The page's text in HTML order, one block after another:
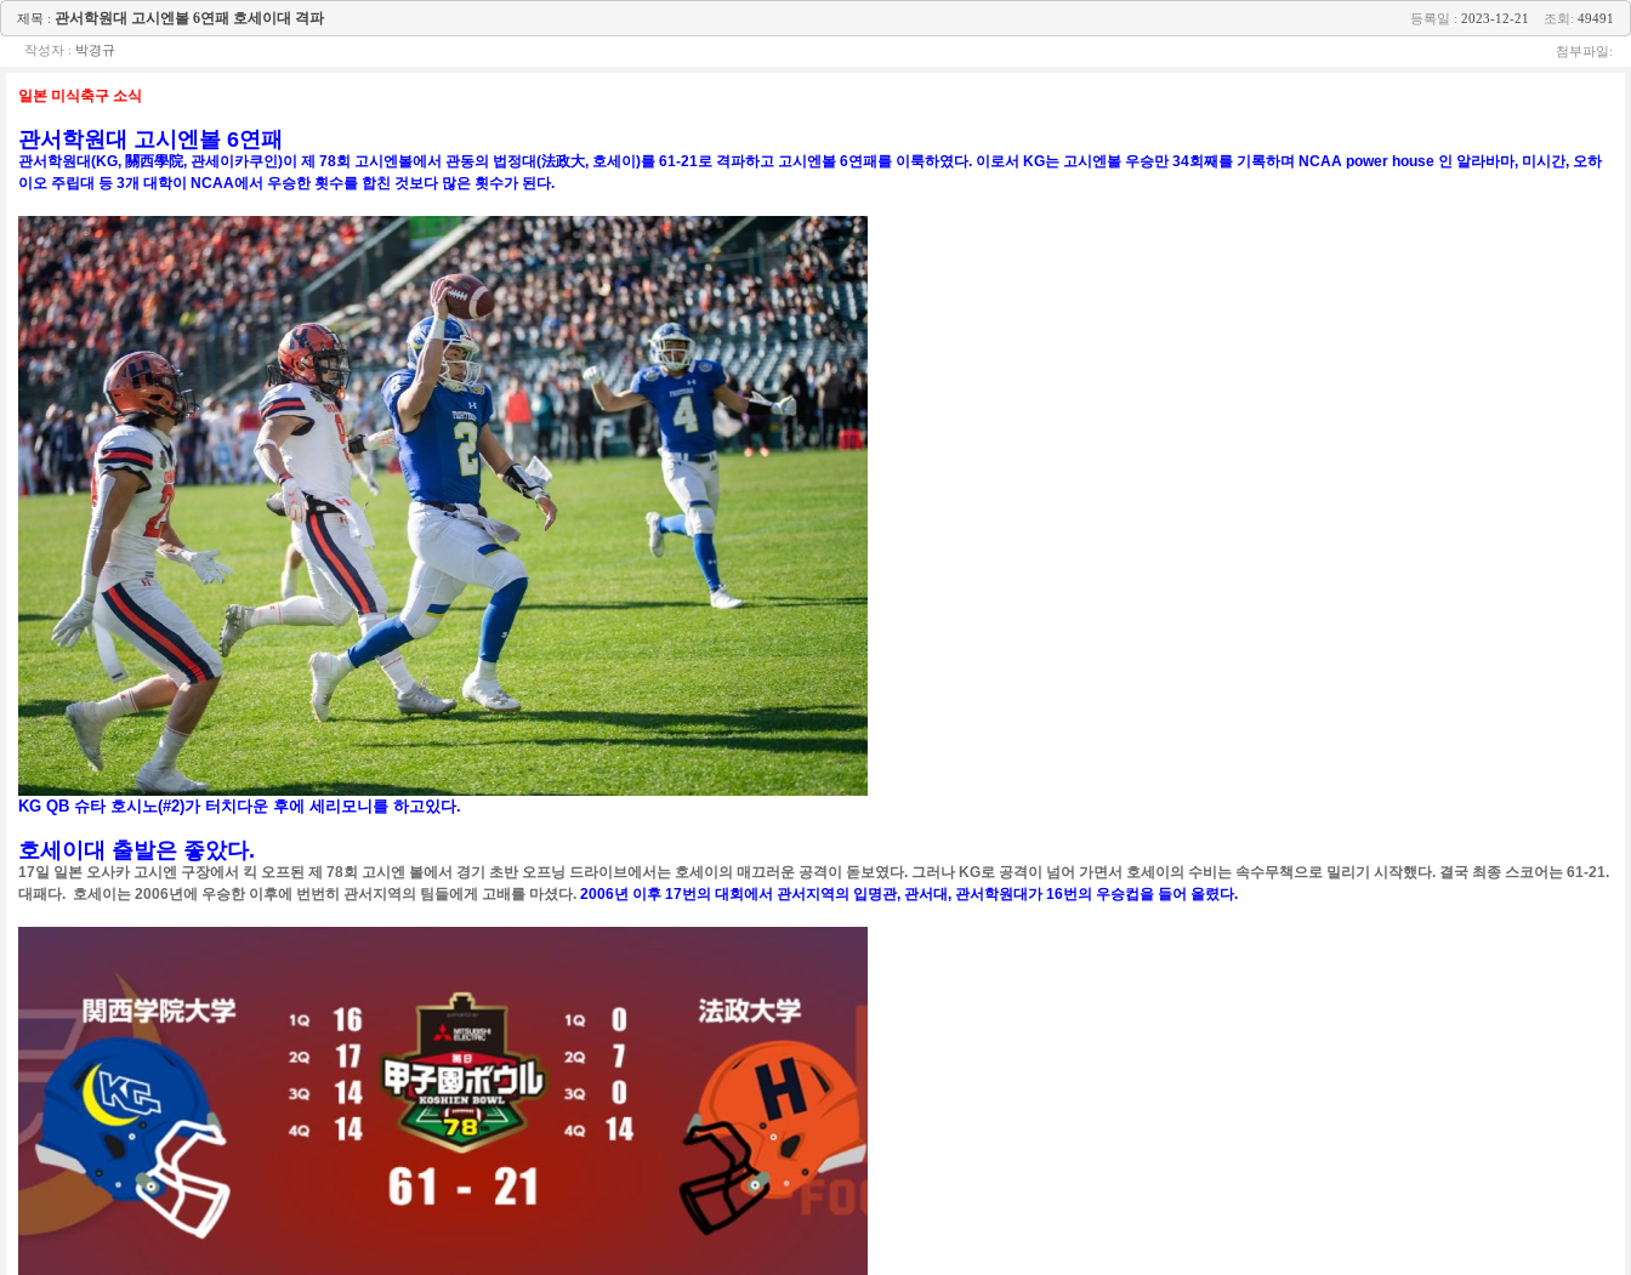
제목 : 관서학원대 고시엔볼 6연패 호세이대 격파 등록일 : 2023-12-21 조회: 49491
작성자 : 박경규 첨부파일:
일본 미식축구 소식
관서학원대 고시엔볼 6연패
관서학원대(KG, 關西學院, 관세이카쿠인)이 제 78회 고시엔볼에서 관동의 법정대(法政大, 호세이)를 61-21로 격파하고 고시엔볼 6연패를 이룩하였다. 이로서 KG는 고시엔볼 우승만 34회째를 기록하며 NCAA power house 인 알라바마, 미시간, 오하
이오 주립대 등 3개 대학이 NCAA에서 우승한 횟수를 합친 것보다 많은 횟수가 된다.
KG QB 슈타 호시노(#2)가 터치다운 후에 세리모니를 하고있다.
호세이대 출발은 좋았다.
17일 일본 오사카 고시엔 구장에서 킥 오프된 제 78회 고시엔 볼에서 경기 초반 오프닝 드라이브에서는 호세이의 매끄러운 공격이 돋보였다. 그러나 KG로 공격이 넘어 가면서 호세이의 수비는 속수무책으로 밀리기 시작했다. 결국 최종 스코어는 61-21.
대패다. 호세이는 2006년에 우승한 이후에 번번히 관서지역의 팀들에게 고배를 마셨다. 2006년 이후 17번의 대회에서 관서지역의 입명관, 관서대, 관서학원대가 16번의 우승컵을 들어 올렸다.